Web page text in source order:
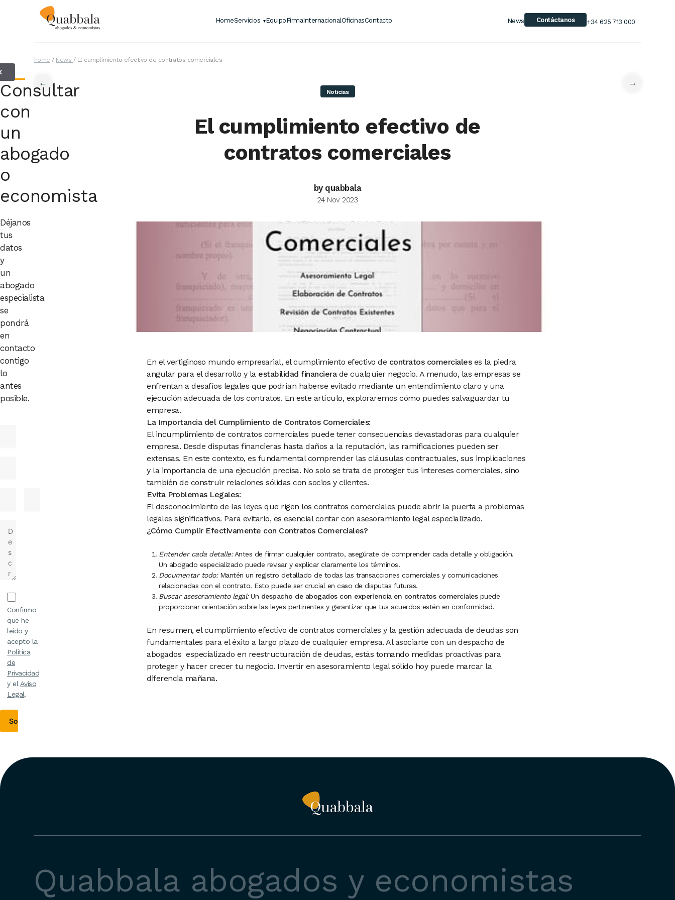
HomeServicios EquipoFirmaInternacionalOficinasContacto News Contáctanos +34 625 713 000
home / News / El cumplimiento efectivo de contratos comerciales
←
Noticias
→
El cumplimiento efectivo de
contratos comerciales
by quabbala
24 Nov 2023
En el vertiginoso mundo empresarial, el cumplimiento efectivo de contratos comercialeses la piedra
angular para el desarrollo y la estabilidad financierade cualquier negocio. A menudo, las empresas se
enfrentan a desafíos legales que podrían haberse evitado mediante un entendimiento claro y una
ejecución adecuada de los contratos. En este artículo, exploraremos cómo puedes salvaguardar tu
empresa.
La Importancia del Cumplimiento de Contratos Comerciales:
El incumplimiento de contratos comerciales puede tener consecuencias devastadoras para cualquier
empresa. Desde disputas financieras hasta daños a la reputación, las ramificaciones pueden ser
extensas. En este contexto, es fundamental comprender las cláusulas contractuales, sus implicaciones
y la importancia de una ejecución precisa. No solo se trata de proteger tus intereses comerciales, sino
también de construir relaciones sólidas con socios y clientes.
Evita Problemas Legales:
El desconocimiento de las leyes que rigen los contratos comerciales puede abrir la puerta a problemas
legales significativos. Para evitarlo, es esencial contar con asesoramiento legal especializado.
¿Cómo Cumplir Efectivamente con Contratos Comerciales?
Entender cada detalle:Antes de firmar cualquier contrato, asegúrate de comprender cada detalle y obligación.
Un abogado especializado puede revisar y explicar claramente los términos.
Documentar todo:Mantén un registro detallado de todas las transacciones comerciales y comunicaciones
relacionadas con el contrato. Esto puede ser crucial en caso de disputas futuras.
Buscar asesoramiento legal:Un despacho de abogados con experiencia en contratos comercialespuede
proporcionar orientación sobre las leyes pertinentes y garantizar que tus acuerdos estén en conformidad.
En resumen, el cumplimiento efectivo de contratos comerciales y la gestión adecuada de deudas son
fundamentales para el éxito a largo plazo de cualquier empresa. Al asociarte con un despacho de
abogados especializado en reestructuración de deudas, estás tomando medidas proactivas para
proteger y hacer crecer tu negocio. Invertir en asesoramiento legal sólido hoy puede marcar la
diferencia mañana.
Consultar
con
un
abogado
o
economista
Déjanos
tus
datos
y
un
abogado
especialista
se
pondrá
en
contacto
contigo
lo
antes
posible.
Confirmo
que he
leído y
acepto la
Política
de
Privacidad
y elAviso
Legal.
Quabbala abogados y economistas